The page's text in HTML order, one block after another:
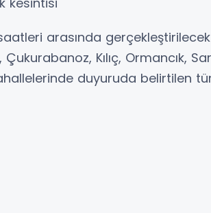
arasında
Kılıç, Ormancık,
duyuruda belirtilen